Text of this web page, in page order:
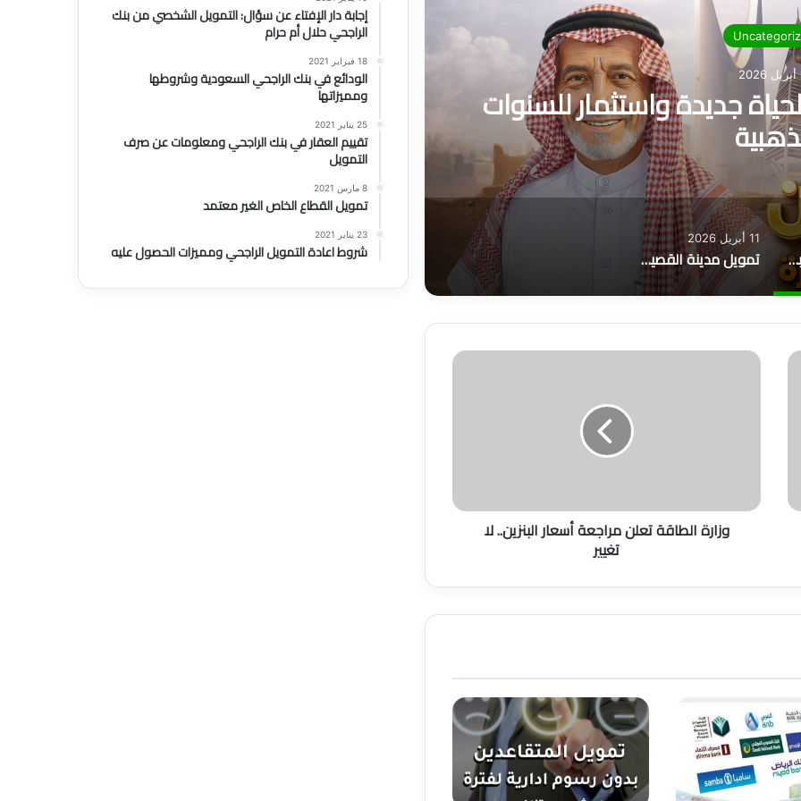
جديدة واستثمار للسنوات تمويل مدينة القصيم: فرص
تمويل المتقاعدين: بوابة لحياة جديدة واستثمار للسنوات الذهبية
11 أبريل 2026
تمويل مدينة القصيم: فرص مالية ذكية تناسب الجميع
و
ا
ع
ا
ع
ة
أ
س
وزارة الطاقة تعلن مراجعة أسعار البنزين.. لا
تغيير
إجابة دار الإفتاء عن سؤال: التمويل الشخصي من بنك
الراجحي حلال أم حرام
18 فبراير 2021
الودائع في بنك الراجحي السعودية وشروطها
ومميزاتها
25 يناير 2021
تقييم العقار في بنك الراجحي ومعلومات عن صرف
التمويل
8 مارس 2021
تمويل القطاع الخاص الغير معتمد
23 يناير 2021
شروط اعادة التمويل الراجحي ومميزات الحصول عليه